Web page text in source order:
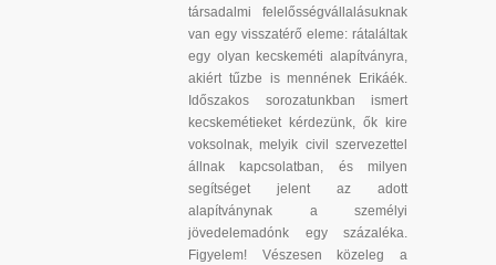
társadalmi felelősségvállalásuknak
van egy visszatérő eleme: rátaláltak
egy olyan kecskeméti alapítványra,
akiért tűzbe is mennének Erikáék.
Időszakos sorozatunkban ismert
kecskemétieket kérdezünk, ők kire
voksolnak, melyik civil szervezettel
állnak kapcsolatban, és milyen
segítséget jelent az adott
alapítványnak a személyi
jövedelemadónk egy százaléka.
Figyelem! Vészesen közeleg a